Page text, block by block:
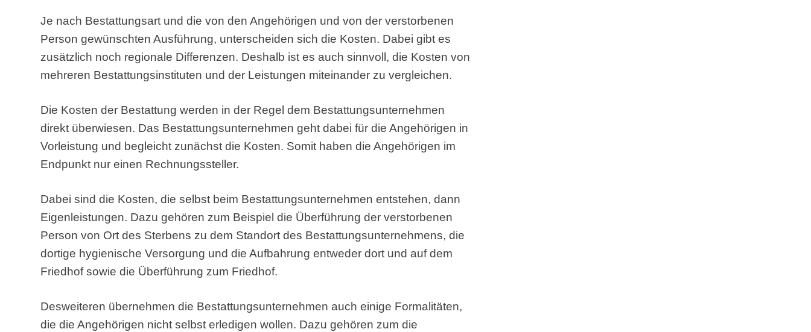
Je nach Bestattungsart und die von den Angehörigen und von der verstorbenen
Person gewünschten Ausführung, unterscheiden sich die Kosten. Dabei gibt es
zusätzlich noch regionale Differenzen. Deshalb ist es auch sinnvoll, die Kosten von
mehreren Bestattungsinstituten und der Leistungen miteinander zu vergleichen.
Die Kosten der Bestattung werden in der Regel dem Bestattungsunternehmen
direkt überwiesen. Das Bestattungsunternehmen geht dabei für die Angehörigen in
Vorleistung und begleicht zunächst die Kosten. Somit haben die Angehörigen im
Endpunkt nur einen Rechnungssteller.
Dabei sind die Kosten, die selbst beim Bestattungsunternehmen entstehen, dann
Eigenleistungen. Dazu gehören zum Beispiel die Überführung der verstorbenen
Person von Ort des Sterbens zu dem Standort des Bestattungsunternehmens, die
dortige hygienische Versorgung und die Aufbahrung entweder dort und auf dem
Friedhof sowie die Überführung zum Friedhof.
Desweiteren übernehmen die Bestattungsunternehmen auch einige Formalitäten,
die die Angehörigen nicht selbst erledigen wollen. Dazu gehören zum die